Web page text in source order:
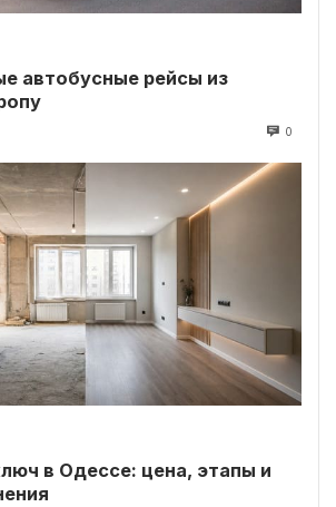
автобусные рейсы из
0
в Одессе: цена, этапы и